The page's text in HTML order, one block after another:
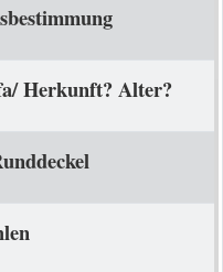
Herkunft? Alter?